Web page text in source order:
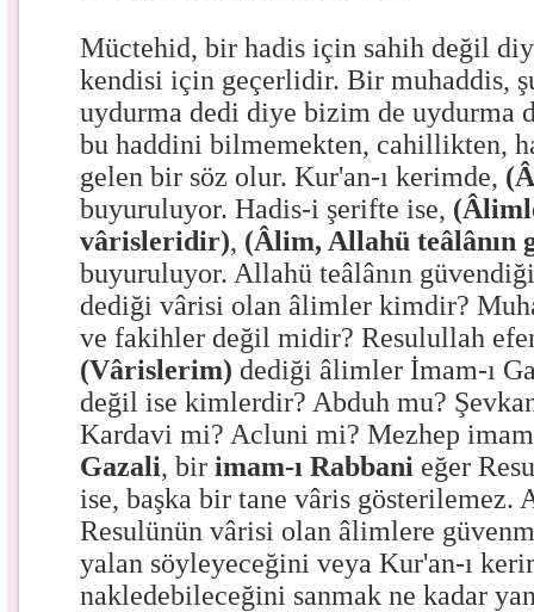
Müctehid, bir hadis için sahih değil
kendisi için geçerlidir. Bir muhaddis,
uydurma dedi diye bizim de uydurma
bu haddini bilmemekten, cahillikten,
gelen bir söz olur. Kur'an-ı kerimde,
buyuruluyor. Hadis-i şerifte ise,
vârisleridir), (Âlim, Allahü teâlânın
buyuruluyor. Allahü teâlânın
dediği vârisi olan âlimler kimdir?
ve fakihler değil midir? Resulullah
(Vârislerim) dediği âlimler İmam-ı
değil ise kimlerdir? Abduh mu?
Kardavi mi? Acluni mi? Mezhep
Gazali, birimam-ı Rabbani eğer
ise, başka bir tane vâris gösterilemez.
Resulünün vârisi olan âlimlere
yalan söyleyeceğini veya Kur'an-ı
nakledebileceğini sanmak ne kadar